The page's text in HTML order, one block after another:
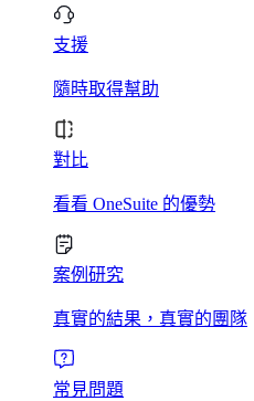
支援
隨時取得幫助
對比
看看 OneSuite 的優勢
案例研究
真實的結果，真實的團隊
常見問題